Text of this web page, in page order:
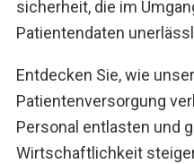
sicherheit, die im
Patientendaten
Entdecken Sie, wie
Patientenversorgung
Personal entlasten und
Wirtschaftlichkeit